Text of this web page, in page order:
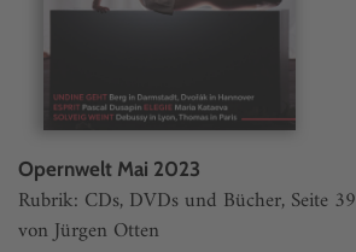
Opernwelt Mai 2023
Rubrik: CDs, DVDs und Bücher, Seite 39
von Jürgen Otten